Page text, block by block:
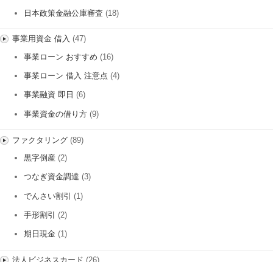
日本政策金融公庫審査 (18)
事業用資金 借入 (47)
事業ローン おすすめ (16)
事業ローン 借入 注意点 (4)
事業融資 即日 (6)
事業資金の借り方 (9)
ファクタリング(89)
黒字倒産 (2)
つなぎ資金調達 (3)
でんさい割引 (1)
手形割引 (2)
期日現金 (1)
法人ビジネスカード (26)